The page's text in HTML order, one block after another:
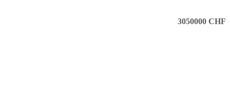
3050000 CHF